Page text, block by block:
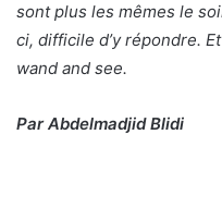
sont plus les mêmes le
ci, difficile d’y répondre.
wand and see.
Par Abdelmadjid Blidi